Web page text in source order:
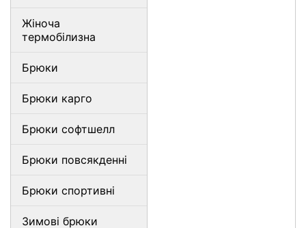
Жіноча
термобілизна
Брюки
Брюки карго
Брюки софтшелл
Брюки повсякденні
Брюки спортивні
Зимові брюки